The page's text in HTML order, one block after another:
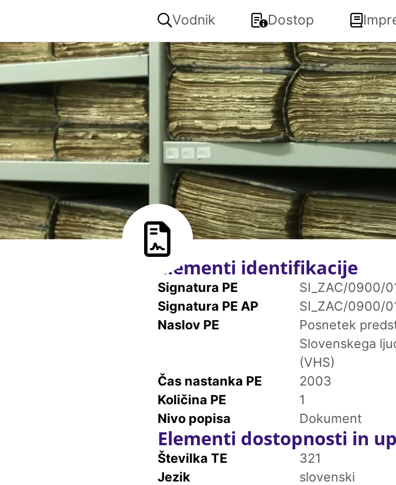
Vodnik Dostop
Elementi identifikacije
Signatura PE
SI_ZAC/0900/
Signatura PE AP
SI_ZAC/0900/
Naslov PE
Posnetek
Slovenskega
(VHS)
Čas nastanka PE
2003
Količina PE
1
Nivo popisa
Dokument
Elementi dostopnosti in
Številka TE
321
Jezik
slovenski